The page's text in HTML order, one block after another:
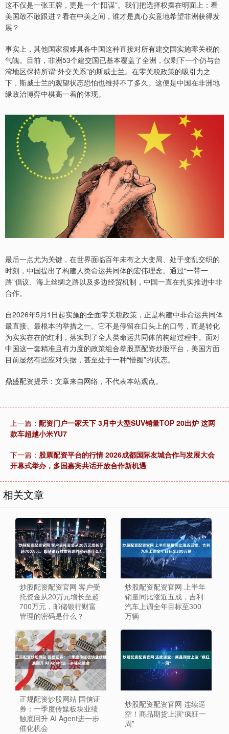
这不仅是一张王牌，更是一个“阳谋”。我们把选择权摆在明面上：看
美国敢不敢跟进？看在中美之间，谁才是真心实意地希望非洲获得发
展？
事实上，其他国家很难具备中国这种直接对所有建交国实施零关税的
气魄。目前，非洲53个建交国已基本覆盖了全洲，仅剩下一个仍与台
湾地区保持所谓“外交关系”的斯威士兰。在零关税政策的吸引力之
下，斯威士兰的观望状态恐怕也维持不了多久。这便是中国在非洲地
缘政治博弈中棋高一着的体现。
最后一点尤为关键，在世界面临百年未有之大变局、处于变乱交织的
时刻，中国提出了构建人类命运共同体的宏伟理念。通过“一带一
路”倡议、海上丝绸之路以及多边经贸机制，中国一直在扎实推进中非
合作。
自2026年5月1日起实施的全面零关税政策，正是构建中非命运共同体
最直接、最根本的举措之一。它不是停留在口头上的口号，而是转化
为实实在在的红利，落实到了全人类命运共同体的构建过程中。面对
中国这一套精准且有力度的政策组合拳股票配资炒股平台，美国方面
目前显然有些应对失据，甚至处于一种“懵圈”的状态。
鼎盛配资提示：文章来自网络，不代表本站观点。
上一篇： 配资门户一家天下 3月中大型SUV销量TOP 20出炉 这两
款车超越小米YU7
下一篇： 股票配资平台的行情 2026成都国际友城合作与发展大会
开幕式举办，多国嘉宾共话开放合作新机遇
相关文章
炒股配资配资官网 客户受
托资金从20万元增长至超
700万元，邮储银行财富
管理的密码是什么？
炒股配资配资官网 上半年
销量同比涨近五成，吉利
汽车上调全年目标至300
万辆
正规配资炒股网站 国信证
券：一季度传媒板块业绩
触底回升 AI Agent进一步
催化机会
炒股配资配资官网 连续逼
空！商品期货上演“疯狂一
周”